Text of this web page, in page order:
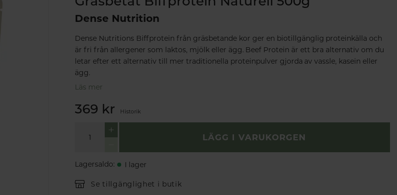
Dense Nutrition
Dense Nutritions Biffprotein från gräsbetande kor ger en biotillgänglig proteinkälla och
är fri från allergener som laktos, mjölk eller ägg. Beef Protein är ett bra alternativ om du
letar efter ett alternativ till mer traditionella proteinpulver gjorda av vassle, kasein eller
ägg.
Läs mer
369 kr Historik
LÄGG I VARUKORGEN
Lagersaldo: I lager
Se tillgänglighet i butik